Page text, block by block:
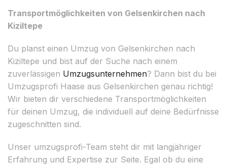
Transportmöglichkeiten von Gelsenkirchen nach
Kiziltepe
Du planst einen Umzug von Gelsenkirchen nach
Kiziltepe und bist auf der Suche nach einem
zuverlässigen Umzugsunternehmen? Dann bist du bei
Umzugsprofi Haase aus Gelsenkirchen genau richtig!
Wir bieten dir verschiedene Transportmöglichkeiten
für deinen Umzug, die individuell auf deine Bedürfnisse
zugeschnitten sind.
Unser umzugsprofi-Team steht dir mit langjähriger
Erfahrung und Expertise zur Seite. Egal ob du eine